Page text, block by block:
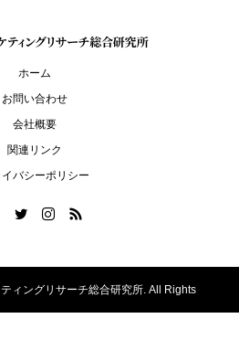
ホーム
お問い合わせ
会社概要
関連リンク
イバシーポリシー
ィングリサーチ総合研究所. All Rights